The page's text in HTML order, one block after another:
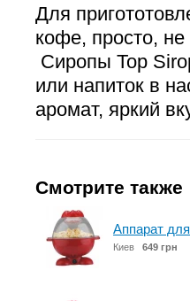
Для
кофе, просто, не
Сиропы Top
или напиток в
аромат, яркий
Смотрите также
Аппарат
Киев 649 грн